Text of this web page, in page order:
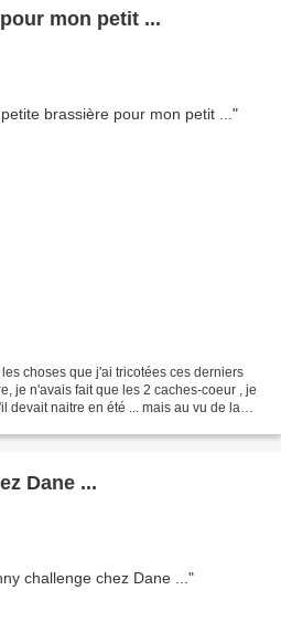
mon petit ...
choses que j'ai tricotées ces derniers
je n'avais fait que les 2 caches-coeur , je
devait naitre en été ... mais au vu de la
Dane ...